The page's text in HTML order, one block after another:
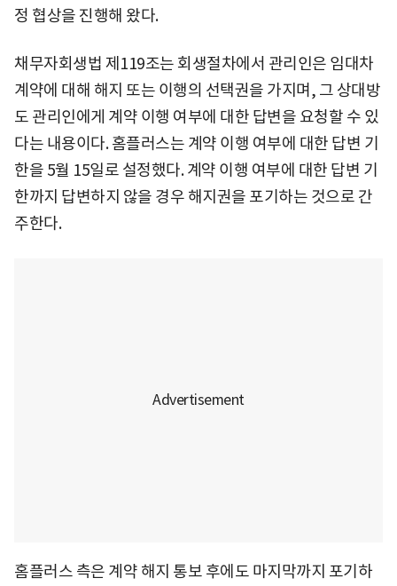
정 협상을 진행해 왔다.
채무자회생법 제119조는 회생절차에서 관리인은 임대차
계약에 대해 해지 또는 이행의 선택권을 가지며, 그 상대방
도 관리인에게 계약 이행 여부에 대한 답변을 요청할 수 있
다는 내용이다. 홈플러스는 계약 이행 여부에 대한 답변 기
한을 5월 15일로 설정했다. 계약 이행 여부에 대한 답변 기
한까지 답변하지 않을 경우 해지권을 포기하는 것으로 간
주한다.
홈플러스 측은 계약 해지 통보 후에도 마지막까지 포기하